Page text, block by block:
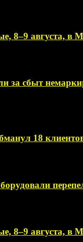
8–9 августа, в
за сбыт
18
8–9 августа, в